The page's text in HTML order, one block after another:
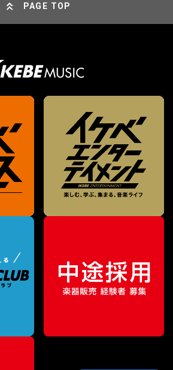
PAGE TOP